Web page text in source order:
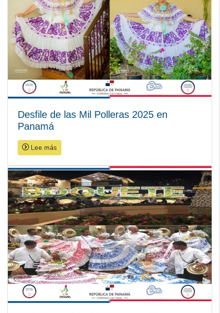
Desfile de las Mil Polleras 2025 en
Panamá
Lee más